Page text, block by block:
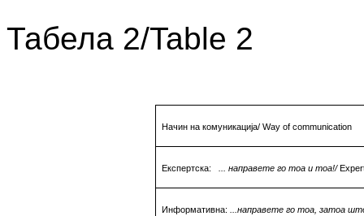
Табела 2/Table 2
Начин на комуникација/ Way of communication
Експертска: ... направете го тоа и тоа!/
Информативна: ...направете го тоа, затоа